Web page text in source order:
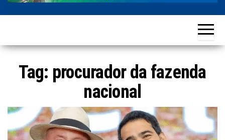
Tag: procurador da fazenda
nacional